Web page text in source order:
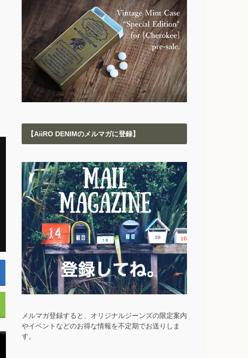
【AiiRO DENIMのメルマガに登録】
メルマガ登録すると、オリジナルジーンズの限定案内
やイベントなどのお得な情報を不定期でお送りしま
す。